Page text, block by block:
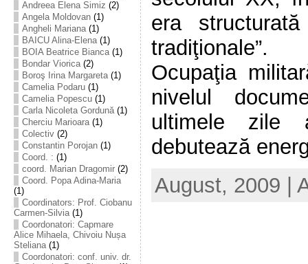
Andreea Elena Simiz (2)
Angela Moldovan(1)
Angheli Mariana(1)
BAICU Alina-Elena(1)
BOIA Beatrice Bianca(1)
Bondar Viorica(2)
Boroş Irina Margareta(1)
Camelia Podaru(1)
Camelia Popescu(1)
Carla Nicoleta Gordună(1)
Cherciu Marioara(1)
Colectiv(2)
Constantin Porojan(1)
Coord. : (1)
coord. Marian Dragomir(2)
Coord. Popa Adina-Maria
(1)
Coordinators: Prof. Ciobanu
Carmen-Silvia(1)
Coordonatori: Capmare
Alice Mihaela, Chivoiu Nușa
Steliana(1)
Coordonatori: conf. univ. dr.
era
tradiţionale”.
Ocupaţia
nivelul
ultimele zile
debutează
August, 2009 |